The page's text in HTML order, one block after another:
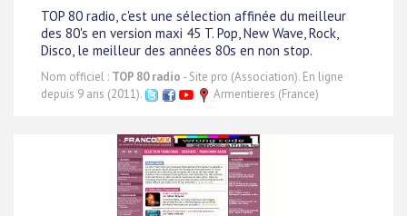
TOP 80 radio, c'est une sélection affinée du meilleur
des 80's en version maxi 45 T. Pop, New Wave, Rock,
Disco, le meilleur des années 80s en non stop.
Nom officiel : TOP 80 radio - Site pro (Association). En ligne
depuis 9 ans (2011).
Armentieres (France)